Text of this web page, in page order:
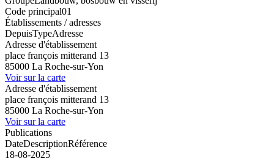
Code principal01
Établissements / adresses
DepuisTypeAdresse
Adresse d'établissement
place françois mitterand 13
85000 La Roche-sur-Yon
Voir sur la carte
Adresse d'établissement
place françois mitterand 13
85000 La Roche-sur-Yon
Voir sur la carte
Publications
DateDescriptionRéférence
18-08-2025